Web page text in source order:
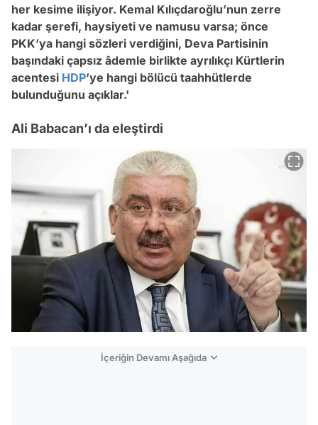
her kesime ilişiyor. Kemal Kılıçdaroğlu’nun zerre
kadar şerefi, haysiyeti ve namusu varsa; önce
PKK’ya hangi sözleri verdiğini, Deva Partisinin
başındaki çapsız âdemle birlikte ayrılıkçı Kürtlerin
acentesi HDP’ye hangi bölücü taahhütlerde
bulunduğunu açıklar.'
Ali Babacan’ı da eleştirdi
İçeriğin Devamı Aşağıda